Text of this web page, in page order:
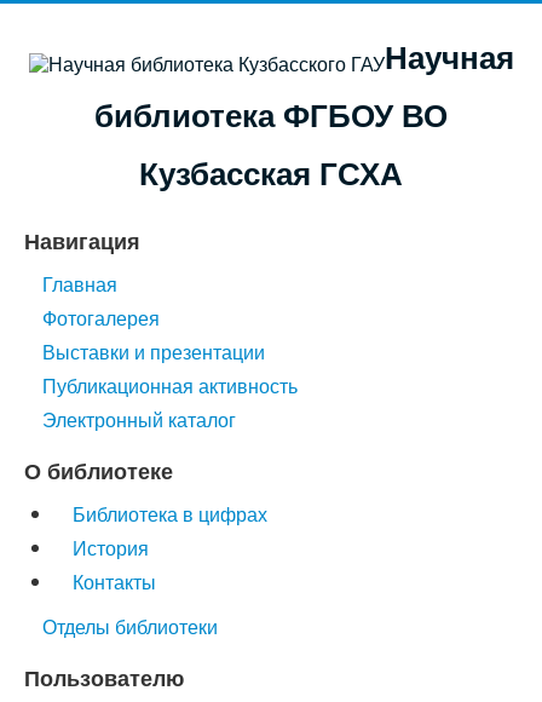
Научная
библиотека ФГБОУ ВО
Кузбасская ГСХА
Навигация
Главная
Фотогалерея
Выставки и презентации
Публикационная активность
Электронный каталог
О библиотеке
Библиотека в цифрах
История
Контакты
Отделы библиотеки
Пользователю